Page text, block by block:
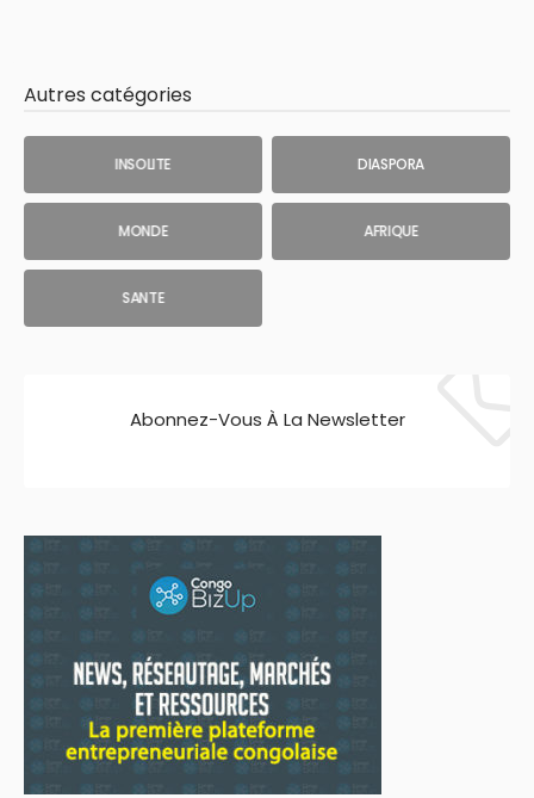
Autres catégories
INSOLITE DIASPORA
MONDE AFRIQUE
SANTE
Abonnez-Vous À La Newsletter